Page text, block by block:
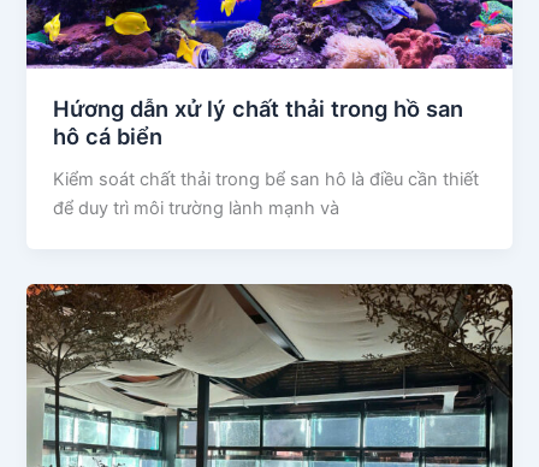
Hứơng dẫn xử lý chất thải trong hồ san
hô cá biển
Kiểm soát chất thải trong bể san hô là điều cần thiết
để duy trì môi trường lành mạnh và